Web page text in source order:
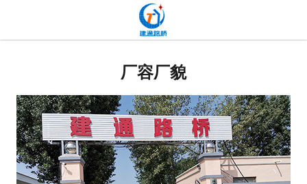
新闻中心
发货现场
厂容厂貌